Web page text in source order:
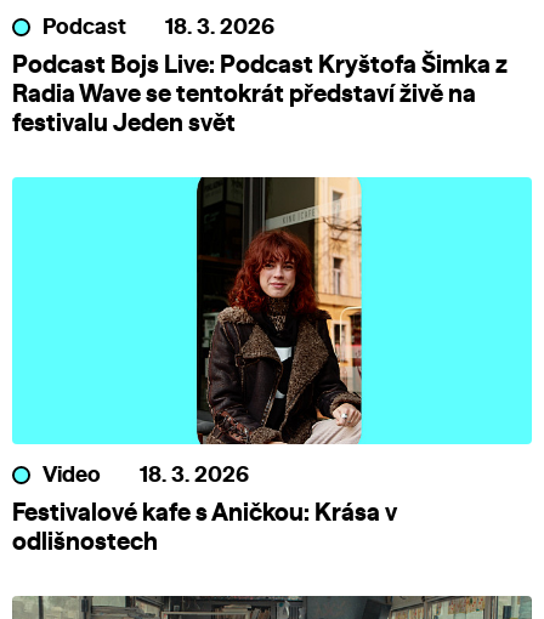
Podcast 18. 3. 2026
Podcast Bojs Live: Podcast Kryštofa Šimka z
Radia Wave se tentokrát představí živě na
festivalu Jeden svět
Video 18. 3. 2026
Festivalové kafe s Aničkou: Krása v
odlišnostech